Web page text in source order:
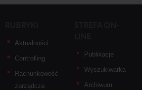
Aktualności
Controlling
Rachunkowość
zarządcza
Publikacje
Wyszukiwarka
Archiwum